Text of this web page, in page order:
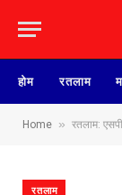
होम रतलाम
Home » रतलाम: एसपी अमित कुमार के
रतलाम